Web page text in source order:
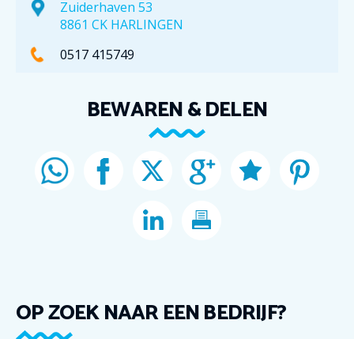
Zuiderhaven 53
8861 CK HARLINGEN
0517 415749
BEWAREN & DELEN
OP ZOEK NAAR EEN BEDRIJF?